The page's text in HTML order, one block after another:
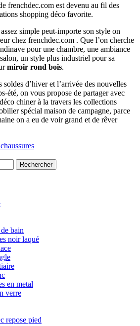
frenchdec.com est devenu au fil des
shopping déco favorite.
simple peut-importe son style on
chez frenchdec.com . Que l’on cherche
pour une chambre, une ambiance
un style plus industriel pour sa
miroir rond bois.
d’hiver et l’arrivée des nouvelles
été, on vous propose de partager avec
chiner à la travers les collections
spécial maison de campagne, parce
on a eu de voir grand et de rêver
bain
noir laqué
en metal
verre
repose pied